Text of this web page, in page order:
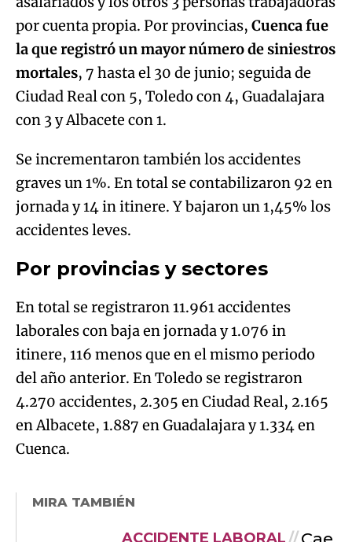
Try again
por cuenta propia. Por provincias, Cuenca fue
la que registró un mayor número de siniestros
mortales, 7 hasta el 30 de junio; seguida de
Ciudad Real con 5, Toledo con 4, Guadalajara
con 3 y Albacete con 1.
Se incrementaron también los accidentes
graves un 1%. En total se contabilizaron 92 en
jornada y 14 in itinere. Y bajaron un 1,45% los
accidentes leves.
Por provincias y sectores
En total se registraron 11.961 accidentes
laborales con baja en jornada y 1.076 in
itinere, 116 menos que en el mismo periodo
del año anterior. En Toledo se registraron
4.270 accidentes, 2.305 en Ciudad Real, 2.165
en Albacete, 1.887 en Guadalajara y 1.334 en
Cuenca.
MIRA TAMBIÉN
ACCIDENTE LABORAL